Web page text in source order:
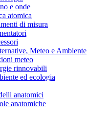
e onde
atomica
di misura
Meteo e Ambiente
meteo
rinnovabili
ed ecologia
anatomici
anatomiche